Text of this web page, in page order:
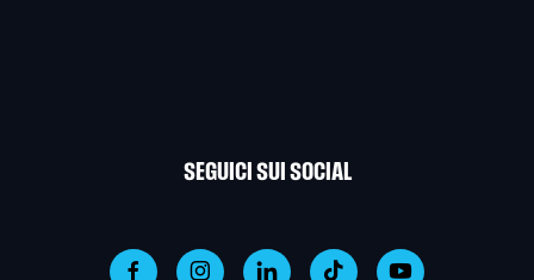
SEGUICI SUI SOCIAL